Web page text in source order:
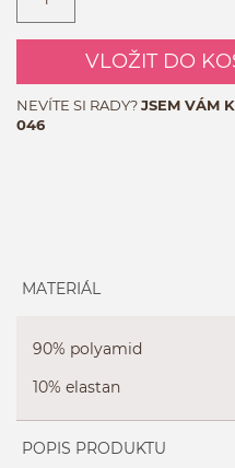
VLOŽIT DO
NEVÍTE SI RADY?JSEM VÁM
046
MATERIÁL
90% polyamid
10% elastan
POPIS PRODUKTU